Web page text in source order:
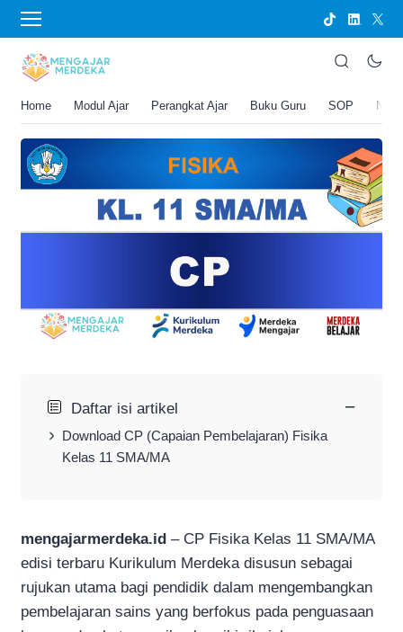
Home Modul Ajar Perangkat Ajar Buku Guru SOP
BERANDA
CP Fisika Kelas 11 SMA/MA
23 Desember 2025 5:52 pm . 1 menit membaca
Daftar isi artikel −
Download CP (Capaian Pembelajaran) Fisika
Kelas 11 SMA/MA
mengajarmerdeka.id – CP Fisika Kelas 11 SMA/MA
edisi terbaru Kurikulum Merdeka disusun sebagai
rujukan utama bagi pendidik dalam mengembangkan
pembelajaran sains yang berfokus pada penguasaan